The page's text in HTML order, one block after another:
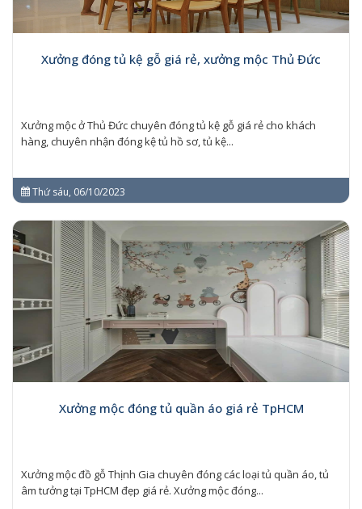
Xưởng đóng tủ kệ gỗ giá rẻ, xưởng mộc Thủ Đức
Xưởng mộc ở Thủ Đức chuyên đóng tủ kệ gỗ giá rẻ cho khách
hàng, chuyên nhận đóng kệ tủ hồ sơ, tủ kệ...
Thứ sáu, 06/10/2023
Xưởng mộc đóng tủ quần áo giá rẻ TpHCM
Xưởng mộc đồ gỗ Thịnh Gia chuyên đóng các loại tủ quần áo, tủ
âm tưởng tại TpHCM đẹp giá rẻ. Xưởng mộc đóng...